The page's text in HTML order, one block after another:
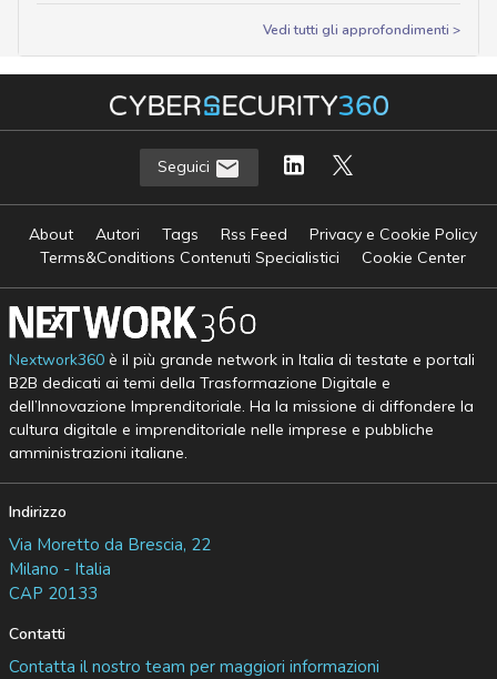
Vedi tutti gli approfondimenti >
Seguici
About Autori Tags Rss Feed
Privacy e Cookie Policy
Terms&Conditions Contenuti Specialistici
Cookie Center
Nextwork360è il più grande network in Italia di testate e portali
B2B dedicati ai temi della Trasformazione Digitale e
dell’Innovazione Imprenditoriale. Ha la missione di diffondere la
cultura digitale e imprenditoriale nelle imprese e pubbliche
amministrazioni italiane.
Indirizzo
Via Moretto da Brescia, 22
Milano - Italia
CAP 20133
Contatti
Contatta il nostro team per maggiori informazioni